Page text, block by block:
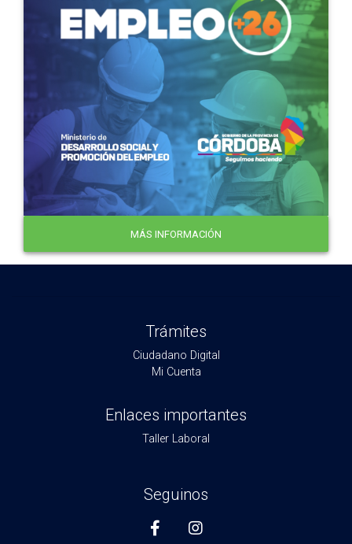
MÁS INFORMACIÓN
Trámites
Ciudadano Digital
Mi Cuenta
Enlaces importantes
Taller Laboral
Seguinos